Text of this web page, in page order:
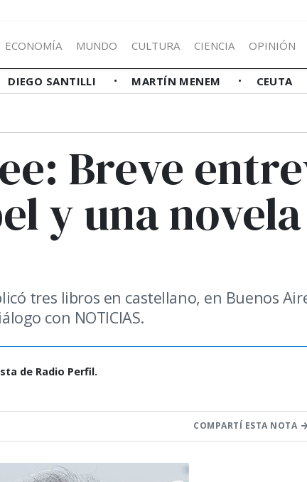
ECONOMÍA MUNDO CULTURA CIENCIA OPINIÓN
DIEGO SANTILLI MARTÍN MENEM CEUTA
Breve
y una
tres libros en castellano, en Buenos
con NOTICIAS.
de Radio Perfil.
COMPARTÍ ESTA NOTA